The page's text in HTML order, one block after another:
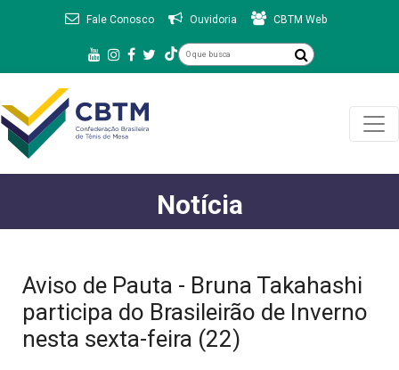
Fale Conosco Ouvidoria CBTM Web
Notícia
Aviso de Pauta - Bruna Takahashi
participa do Brasileirão de Inverno
nesta sexta-feira (22)